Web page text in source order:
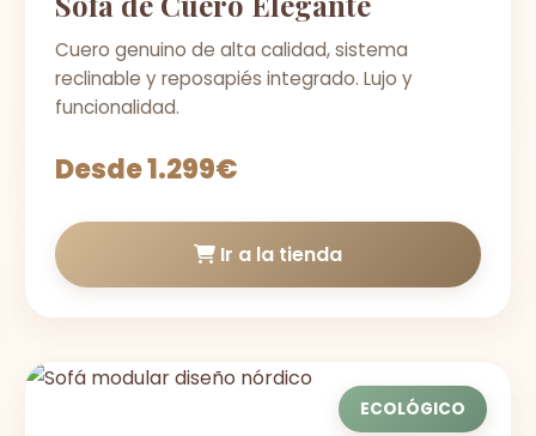
Cuero genuino de alta calidad, sistema
reclinable y reposapiés integrado. Lujo y
funcionalidad.
Desde 1.299€
Ir a la tienda
ECOLÓGICO